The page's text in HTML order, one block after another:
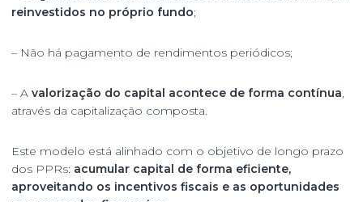
reinvestidos no próprio fundo;
– Não há pagamento de rendimentos periódicos;
– A valorização do capital acontece de forma contínua
através da capitalização composta.
Este modelo está alinhado com o objetivo de longo prazo
dos PPRs: acumular capital de forma eficiente,
aproveitando os incentivos fiscais e as oportunidades